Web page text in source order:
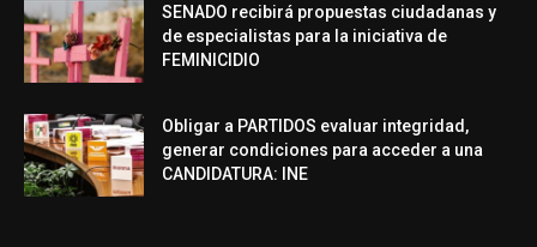
SENADO recibirá propuestas ciudadanas y
de especialistas para la iniciativa de
FEMINICIDIO
Obligar a PARTIDOS evaluar integridad,
generar condiciones para acceder a una
CANDIDATURA: INE